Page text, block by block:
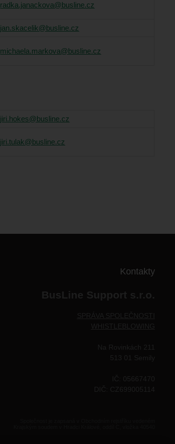
radka.janackova@busline.cz
jan.skacelik@busline.cz
michaela.markova@busline.cz
jiri.hokes@busline.cz
jiri.tulak@busline.cz
Kontakty